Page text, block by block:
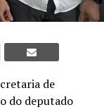
de
do deputado